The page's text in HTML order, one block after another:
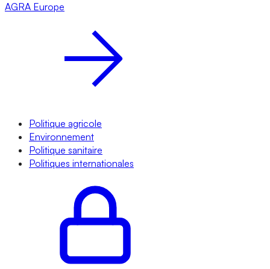
AGRA Europe
Politique agricole
Environnement
Politique sanitaire
Politiques internationales